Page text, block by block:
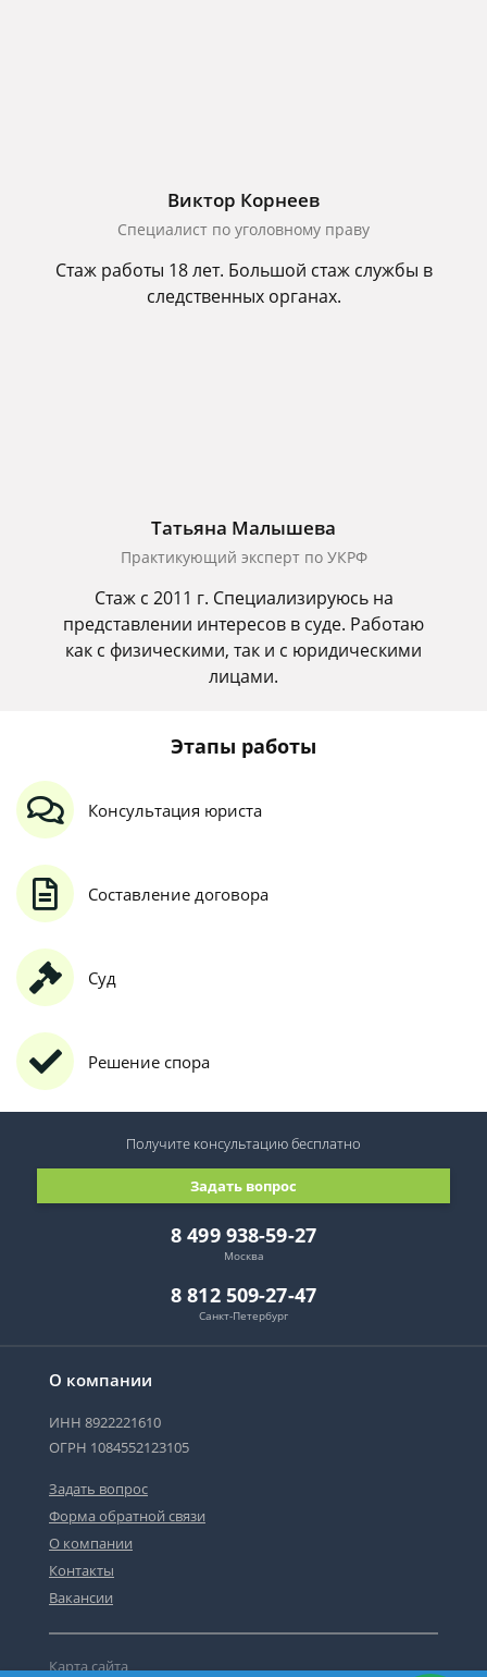
Виктор Корнеев
Cпециалист по уголовному праву
Стаж работы 18 лет. Большой стаж службы в
следственных органах.
Татьяна Малышева
Практикующий эксперт по УКРФ
Стаж с 2011 г. Специализируюсь на
представлении интересов в суде. Работаю
как с физическими, так и с юридическими
лицами.
Этапы работы
Консультация юриста
Составление договора
Суд
Решение спора
О компании
ИНН 8922221610
ОГРН 1084552123105
Задать вопрос
Форма обратной связи
О компании
Контакты
Вакансии
Карта сайта
8 499 938-59-27
Москва
8 812 509-27-47
Санкт-Петербург
Задать вопрос
Получите консультациюбесплатно